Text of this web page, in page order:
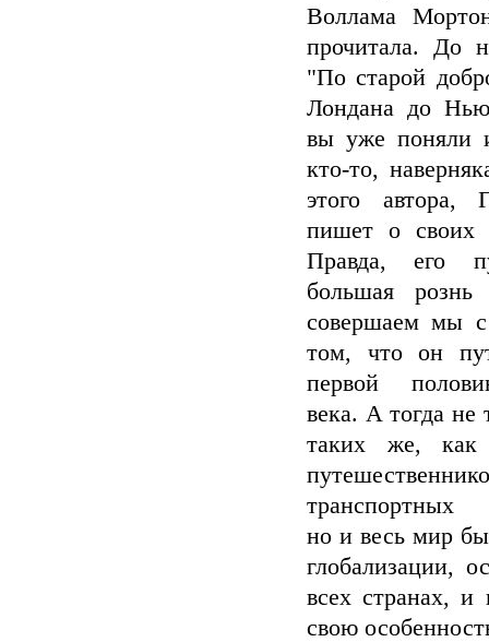
Воллама
прочитала. До
"По старой
Лондана до
вы уже поняли
кто-то,
этого автора,
пишет о своих
Правда, его
большая
совершаем мы
том, что он
первой
века. А тогда не
таких же,
транспортных
но и весь мир
глобализации,
всех странах, и
свою